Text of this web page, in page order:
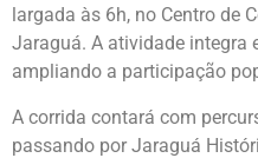
largada às 6h, no Centro de
Jaraguá. A atividade integra
ampliando a participação
A corrida contará com
passando por Jaraguá